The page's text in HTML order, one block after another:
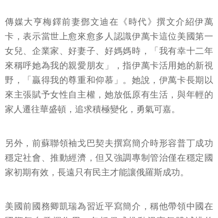
傳媒大亨梅鐸前妻鄧文迪在《時代》撰文介紹伊萬
卡，表示當世上愈來愈多人認識伊萬卡這位美國第一
女兒、企業家、好妻子、好媽媽時，「我有幸十二年
來稱呼她為我的親愛朋友」，指伊萬卡活用她的新視
野，「贏得我的尊重和仰慕」。她說，伊萬卡長期以
來主張賦予女性自主權，她放低原有生活，與年輕的
家人遷往華盛頓，追求積極變化，勇氣可嘉。
另外，前蘇聯領袖戈巴契夫撰寫簡介時形容普丁成功
穩定社會、推動經濟，但又強調專制管治僅在穩定國
家初期有效，長遠只有民主才能讓俄羅斯成功。
美國前國務卿凱瑞為習近平寫簡介，稱他帶領中國在